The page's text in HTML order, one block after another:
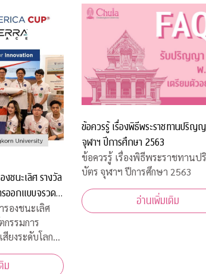
ชนะเลิศ รางวัล
ออกแบบจรวด
องชนะเลิศ
กรรมการ
ยงระดับโลกใน
Cup 2022”
ม
ข้อควรรู้ เรื่องพิธีพระราชทานปริญ
จุฬาฯ ปีการศึกษา 2563
ข้อควรรู้ เรื่องพิธีพระราชทาน
บัตร จุฬาฯ ปีการศึกษา 2563
อ่านเพิ่มเติม